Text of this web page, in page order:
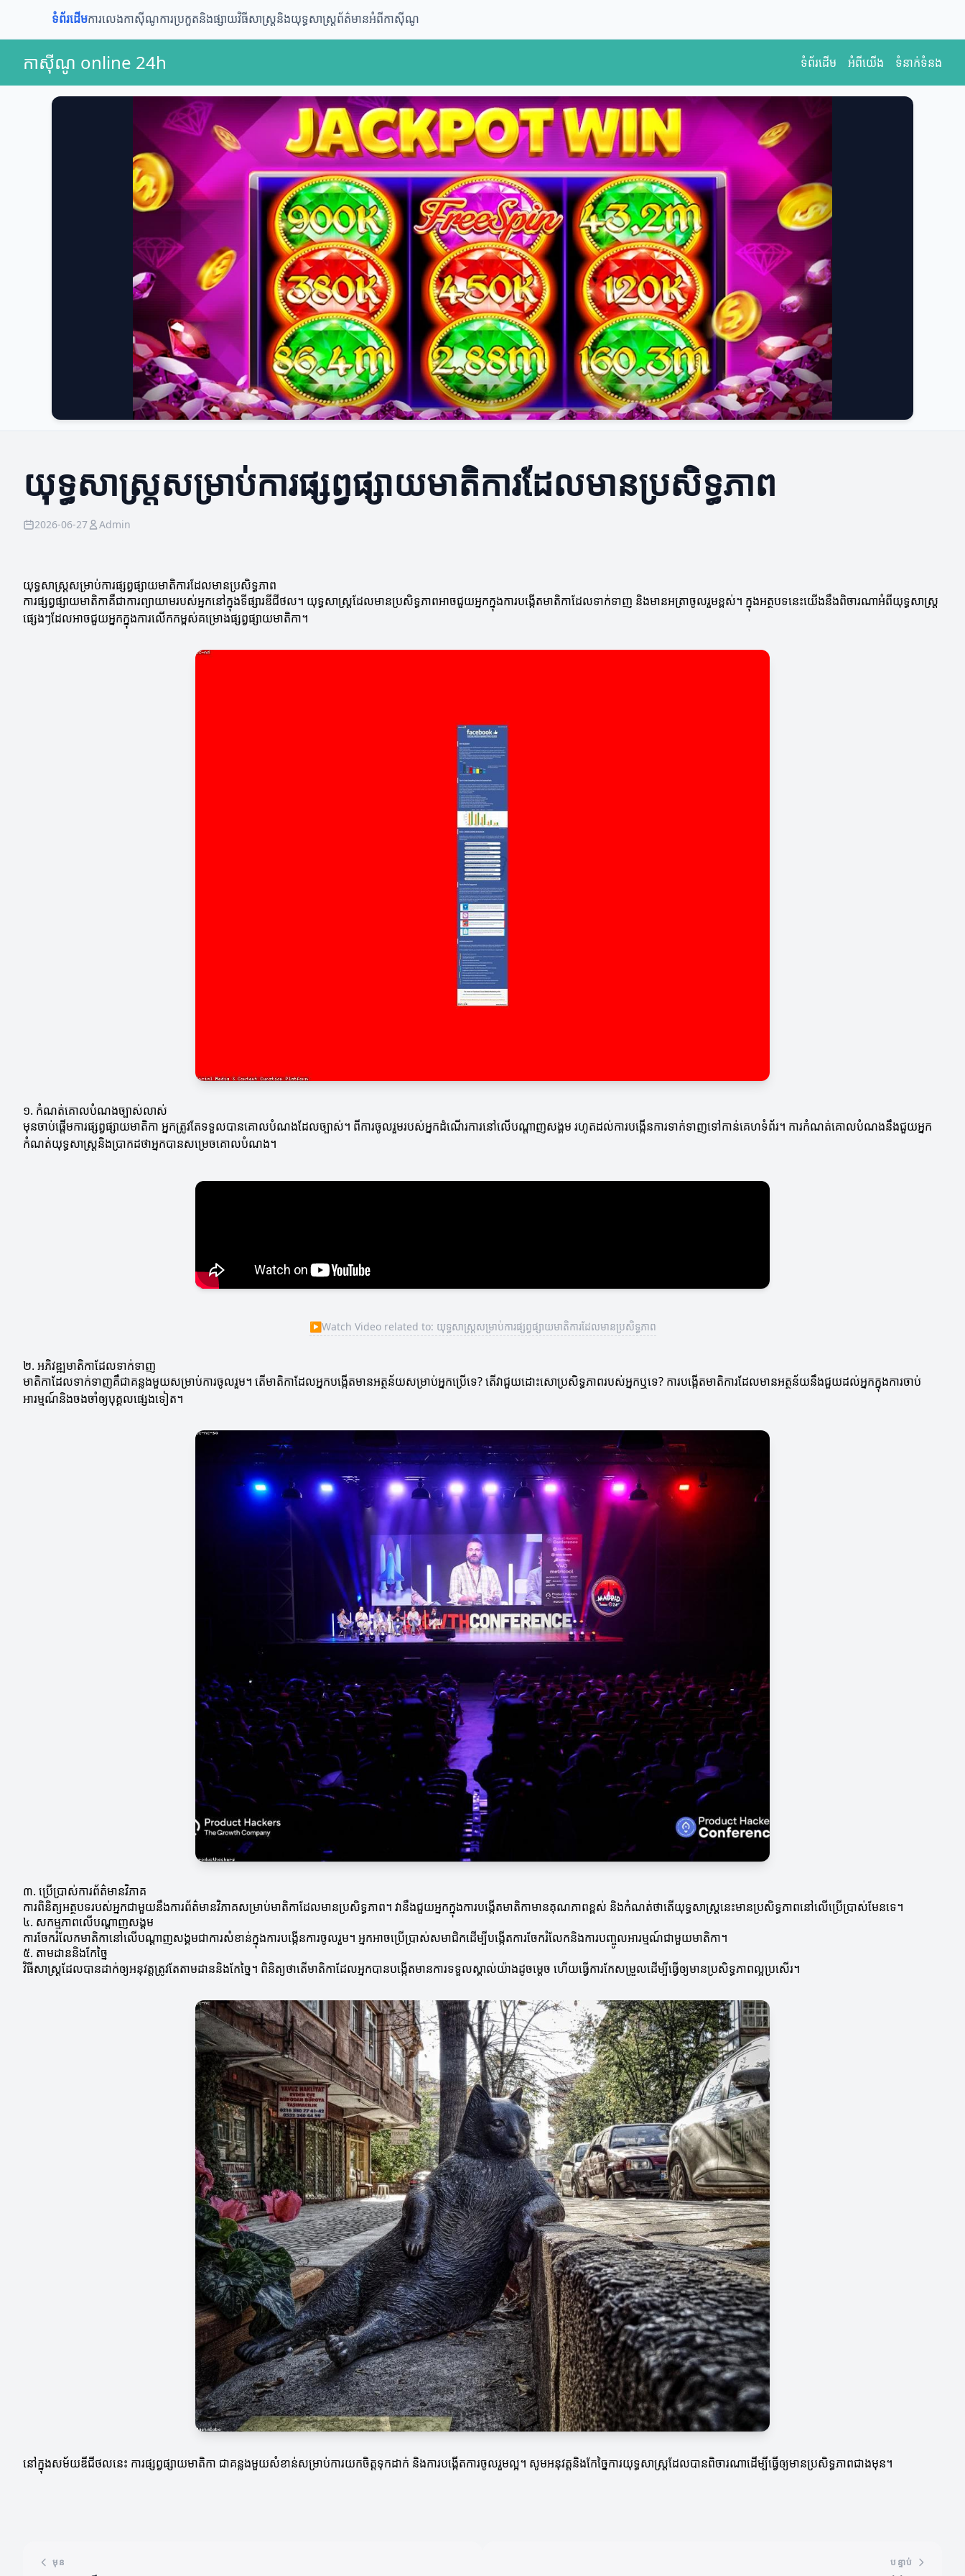
ទំព័រដើមការលេងកាស៊ីណូការប្រកួតនិងផ្សាយវិធីសាស្ត្រនិងយុទ្ធសាស្ត្រព័ត៌មានអំពីកាស៊ីណូ
កាស៊ីណូ online 24h ទំព័រដើម អំពីយើង ទំនាក់ទំនង
យុទ្ធសាស្ត្រសម្រាប់ការផ្សព្វផ្សាយមាតិការដែលមានប្រសិទ្ធភាព
2026-06-27 Admin
យុទ្ធសាស្ត្រសម្រាប់ការផ្សព្វផ្សាយមាតិការដែលមានប្រសិទ្ធភាព
ការផ្សព្វផ្សាយមាតិកាគឺជាការព្យាយាមរបស់អ្នកនៅក្នុងទីផ្សារឌីជីថល។ យុទ្ធសាស្ត្រដែលមានប្រសិទ្ធភាពអាចជួយអ្នកក្នុងការបង្កើតមាតិកាដែលទាក់ទាញ និងមានអត្រាចូលរួមខ្ពស់។ ក្នុងអត្ថបទនេះយើងនឹងពិចារណាអំពីយុទ្ធសាស្ត្រ
ផ្សេងៗដែលអាចជួយអ្នកក្នុងការលើកកម្ពស់គម្រោងផ្សព្វផ្សាយមាតិកា។
១. កំណត់គោលបំណងច្បាស់លាស់
មុនចាប់ផ្តើមការផ្សព្វផ្សាយមាតិកា អ្នកត្រូវតែទទួលបានគោលបំណងដែលច្បាស់។ ពីការចូលរួមរបស់អ្នកដំណើរការនៅលើបណ្តាញសង្គម រហូតដល់ការបង្កើនការទាក់ទាញទៅកាន់គេហទំព័រ។ ការកំណត់គោលបំណងនឹងជួយអ្នក
កំណត់យុទ្ធសាស្ត្រនិងប្រាកដថាអ្នកបានសម្រេចគោលបំណង។
▶Watch Video related to: យុទ្ធសាស្ត្រសម្រាប់ការផ្សព្វផ្សាយមាតិការដែលមានប្រសិទ្ធភាព
២. អភិវឌ្ឍមាតិកាដែលទាក់ទាញ
មាតិកាដែលទាក់ទាញគឺជាគន្លងមួយសម្រាប់ការចូលរួម។ តើមាតិកាដែលអ្នកបង្កើតមានអត្ថន័យសម្រាប់អ្នកប្រើទេ? តើវាជួយដោះសោប្រសិទ្ធភាពរបស់អ្នកឬទេ? ការបង្កើតមាតិការដែលមានអត្ថន័យនឹងជួយដល់អ្នកក្នុងការចាប់
អារម្មណ៍និងចងចាំឲ្យបុគ្គលផ្សេងទៀត។
៣. ប្រើប្រាស់ការព័ត៌មានវិភាគ
ការពិនិត្យអត្ថបទរបស់អ្នកជាមួយនឹងការព័ត៌មានវិភាគសម្រាប់មាតិកាដែលមានប្រសិទ្ធភាព។ វានឹងជួយអ្នកក្នុងការបង្កើតមាតិកាមានគុណភាពខ្ពស់ និងកំណត់ថាតើយុទ្ធសាស្ត្រនេះមានប្រសិទ្ធភាពនៅលើប្រើប្រាស់មែនទេ។
៤. សកម្មភាពលើបណ្តាញសង្គម
ការចែករំលែកមាតិកានៅលើបណ្តាញសង្គមជាការសំខាន់ក្នុងការបង្កើនការចូលរួម។ អ្នកអាចប្រើប្រាស់សមាជិកដើម្បីបង្កើតការចែករំលែកនិងការបញ្ចូលអារម្មណ៍ជាមួយមាតិកា។
៥. តាមដាននិងកែច្នៃ
វិធីសាស្ត្រដែលបានដាក់ឲ្យអនុវត្តត្រូវតែតាមដាននិងកែច្នៃ។ ពិនិត្យថាតើមាតិកាដែលអ្នកបានបង្កើតមានការទទួលស្គាល់យ៉ាងដូចម្តេច ហើយធ្វើការកែសម្រួលដើម្បីធ្វើឲ្យមានប្រសិទ្ធភាពល្អប្រសើរ។
នៅក្នុងសម័យឌីជីថលនេះ ការផ្សព្វផ្សាយមាតិកា ជាគន្លងមួយសំខាន់សម្រាប់ការយកចិត្តទុកដាក់ និងការបង្កើតការចូលរួមល្អ។ សូមអនុវត្តនិងកែច្នៃការយុទ្ធសាស្ត្រដែលបានពិចារណាដើម្បីធ្វើឲ្យមានប្រសិទ្ធភាពជាងមុន។
មុន បន្ទាប់